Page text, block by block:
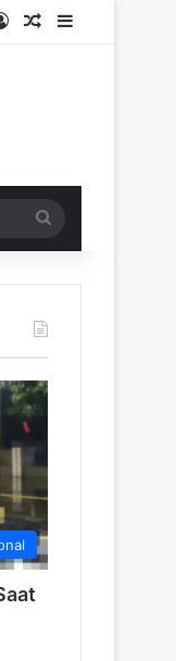
Log InRandom Article
Sidebar
for